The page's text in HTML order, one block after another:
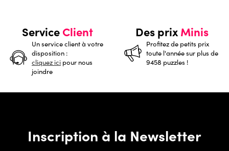
ServiceClient
Un service client à votre
disposition :
cliquez ici pour nous
joindre
Des prixMinis
Profitez de petits prix
toute l'année sur plus de
9458 puzzles !
Inscription à la Newsletter